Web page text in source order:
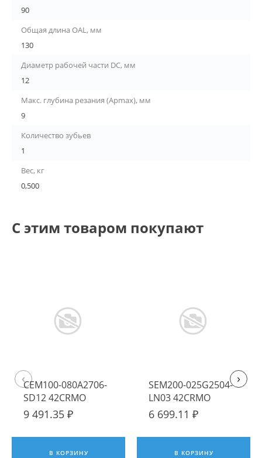
90
Общая длина OAL, мм
130
Диаметр рабочей части DC, мм
12
Макс. глубина резания (Apmax), мм
9
Количество зубьев
1
Вес, кг
0,500
С этим товаром покупают
CEM100-080A2706-
SD12 42CRMO
Корпус фрезы
9 491.35 ₽
В КОРЗИНУ
SEM200-025G2504-
LN03 42CRMO
Корпус фрезы
6 699.11 ₽
В КОРЗИНУ
‹ ›